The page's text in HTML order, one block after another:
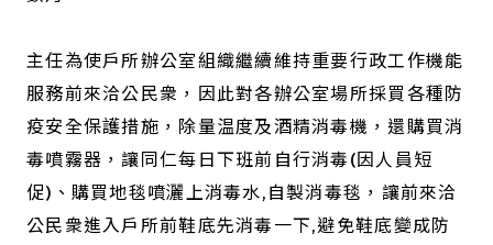
主任為使戶所辦公室組織繼續維持重要行政工作機能
服務前來洽公民衆，因此對各辦公室場所採買各種防
疫安全保護措施，除量温度及酒精消毒機，還購買消
毒噴霧器，讓同仁每日下班前自行消毒(因人員短
促)、購買地毯噴灑上消毒水,自製消毒毯，讓前來洽
公民衆進入戶所前鞋底先消毒一下,避免鞋底變成防